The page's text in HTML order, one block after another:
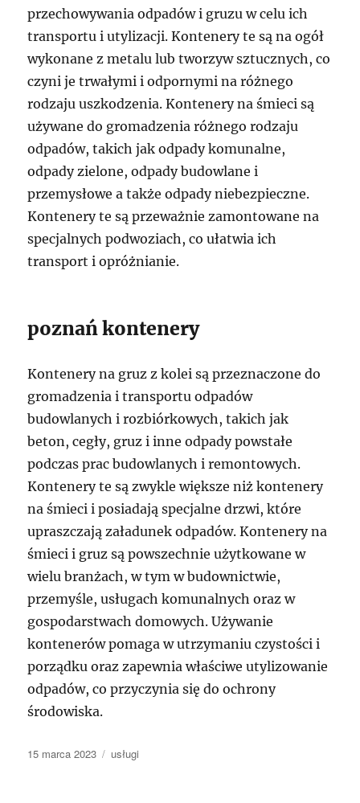
przechowywania odpadów i gruzu w celu ich
transportu i utylizacji. Kontenery te są na ogół
wykonane z metalu lub tworzyw sztucznych, co
czyni je trwałymi i odpornymi na różnego
rodzaju uszkodzenia. Kontenery na śmieci są
używane do gromadzenia różnego rodzaju
odpadów, takich jak odpady komunalne,
odpady zielone, odpady budowlane i
przemysłowe a także odpady niebezpieczne.
Kontenery te są przeważnie zamontowane na
specjalnych podwoziach, co ułatwia ich
transport i opróżnianie.
poznań kontenery
Kontenery na gruz z kolei są przeznaczone do
gromadzenia i transportu odpadów
budowlanych i rozbiórkowych, takich jak
beton, cegły, gruz i inne odpady powstałe
podczas prac budowlanych i remontowych.
Kontenery te są zwykle większe niż kontenery
na śmieci i posiadają specjalne drzwi, które
upraszczają załadunek odpadów. Kontenery na
śmieci i gruz są powszechnie użytkowane w
wielu branżach, w tym w budownictwie,
przemyśle, usługach komunalnych oraz w
gospodarstwach domowych. Używanie
kontenerów pomaga w utrzymaniu czystości i
porządku oraz zapewnia właściwe utylizowanie
odpadów, co przyczynia się do ochrony
środowiska.
Data
15 marca 2023 Kategorie
usługi